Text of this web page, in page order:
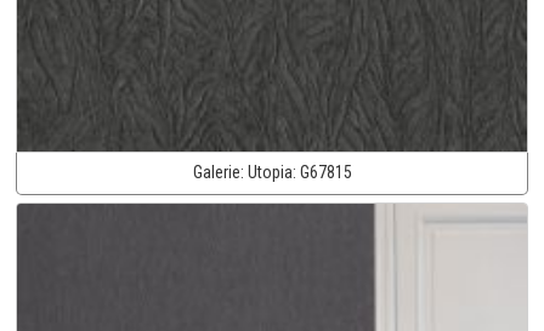
Galerie: Utopia: G67815